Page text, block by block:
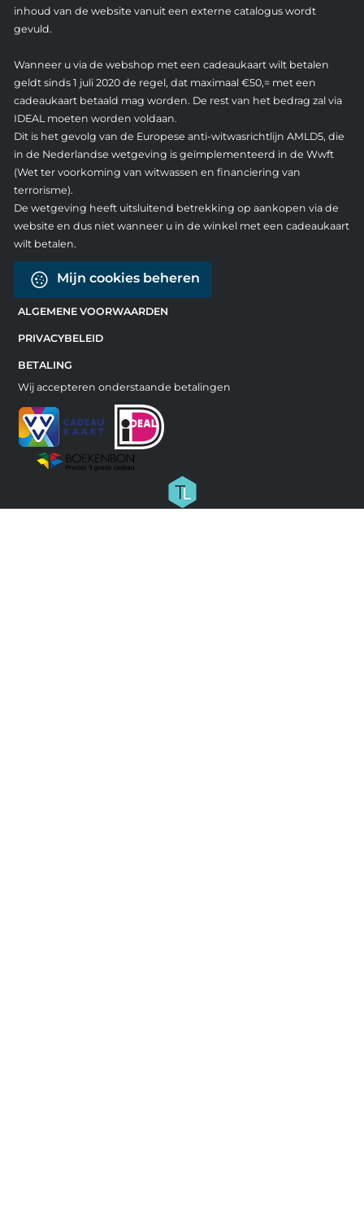
inhoud van de website vanuit een externe catalogus wordt
gevuld.
Wanneer u via de webshop met een cadeaukaart wilt betalen
geldt sinds 1 juli 2020 de regel, dat maximaal €50,= met een
cadeaukaart betaald mag worden. De rest van het bedrag zal via
IDEAL moeten worden voldaan.
Dit is het gevolg van de Europese anti-witwasrichtlijn AMLD5, die
in de Nederlandse wetgeving is geïmplementeerd in de Wwft
(Wet ter voorkoming van witwassen en financiering van
terrorisme).
De wetgeving heeft uitsluitend betrekking op aankopen via de
website en dus niet wanneer u in de winkel met een cadeaukaart
wilt betalen.
Mijn cookies beheren
ALGEMENE VOORWAARDEN
PRIVACYBELEID
BETALING
Wij accepteren onderstaande betalingen